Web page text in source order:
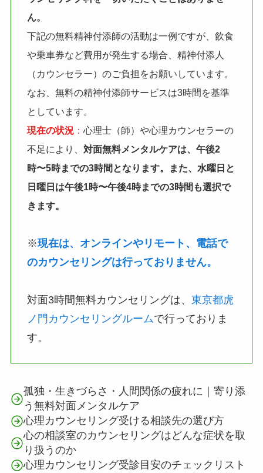
ん。
下記の無料精神付添師の活動は一例ですが、飲食
や乗車券など費用が発生する場合、精神付添人
（カウンセラー）のご負担をお願いしています。
なお、無料の精神付添師サービスは3時間を基準
としています。
現在の状況： 心理士（師）や心理カウンセラーの
不足により、 対面無料メンタルケアは、午後2
時〜5時までの3時間となります。また、水曜日と
日曜日は午後1時〜午後4時までの3時間も選択で
きます。
※現在は、オンラインやリモート、電話で
のカウンセリングは行っておりません。
対面3時間無料カウンセリングは、 東京都虎
ノ門カウンセリングルームで行っておりま
す。
孤独・生きづらさ・人間関係の疲れに｜寄り添
う無料対面メンタルケア
心理カウンセリング受ける相談先の選び方
心の相談室のカウンセリングはどんな症状を取
り扱うのか
心理カウンセリング受診目安のチェックリスト